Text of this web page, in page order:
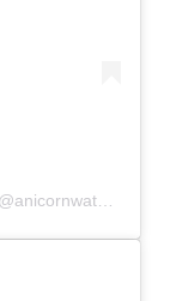
A post shared by ANICORN WATCHES® (@anicornwatches)